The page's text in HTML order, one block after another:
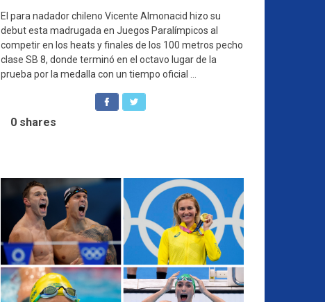
El para nadador chileno Vicente Almonacid hizo su
debut esta madrugada en Juegos Paralímpicos al
competir en los heats y finales de los 100 metros pecho
clase SB 8, donde terminó en el octavo lugar de la
prueba por la medalla con un tiempo oficial ...
0 shares